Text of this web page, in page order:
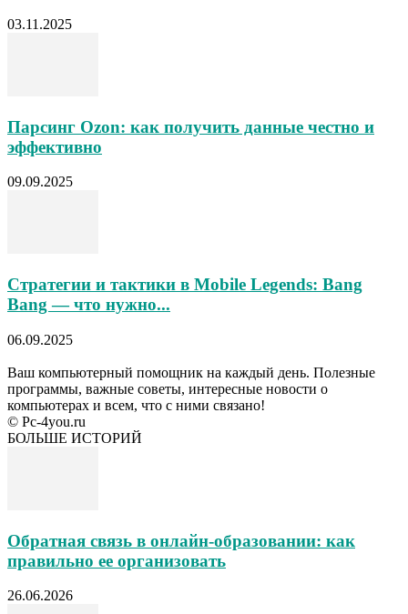
03.11.2025
Парсинг Ozon: как получить данные честно и
эффективно
09.09.2025
Стратегии и тактики в Mobile Legends: Bang
Bang — что нужно...
06.09.2025
Ваш компьютерный помощник на каждый день. Полезные
программы, важные советы, интересные новости о
компьютерах и всем, что с ними связано!
© Pc-4you.ru
БОЛЬШЕ ИСТОРИЙ
Обратная связь в онлайн-образовании: как
правильно ее организовать
26.06.2026